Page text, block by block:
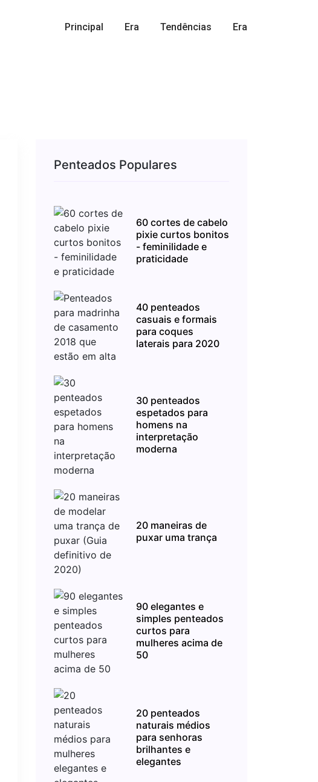
Principal Era Tendências Era
Penteados Populares
60 cortes de cabelo
pixie curtos bonitos
- feminilidade e
praticidade
40 penteados
casuais e formais
para coques
laterais para 2020
30 penteados
espetados para
homens na
interpretação
moderna
20 maneiras de
puxar uma trança
90 elegantes e
simples penteados
curtos para
mulheres acima de
50
20 penteados
naturais médios
para senhoras
brilhantes e
elegantes